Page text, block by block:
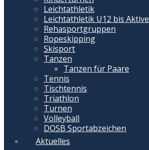
Leichtathletik
Leichtathletik U12 bis Aktive
Rehasportgruppen
Ropeskipping
Skisport
Tanzen
Tanzen für Paare
Tennis
Tischtennis
Triathlon
Turnen
Volleyball
DOSB Sportabzeichen
Aktuelles